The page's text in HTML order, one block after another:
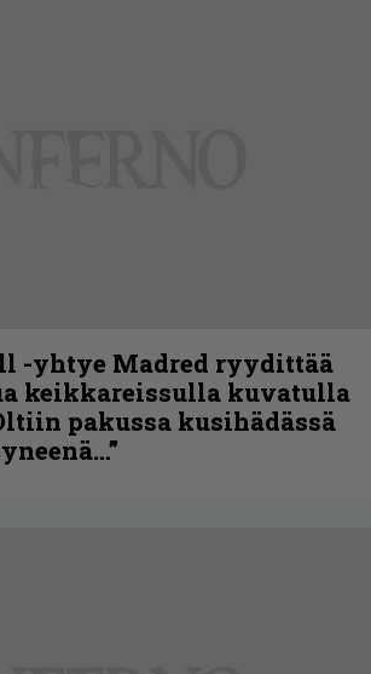
-yhtye Madred ryydittää
keikkareissulla kuvatulla
pakussa kusihädässä